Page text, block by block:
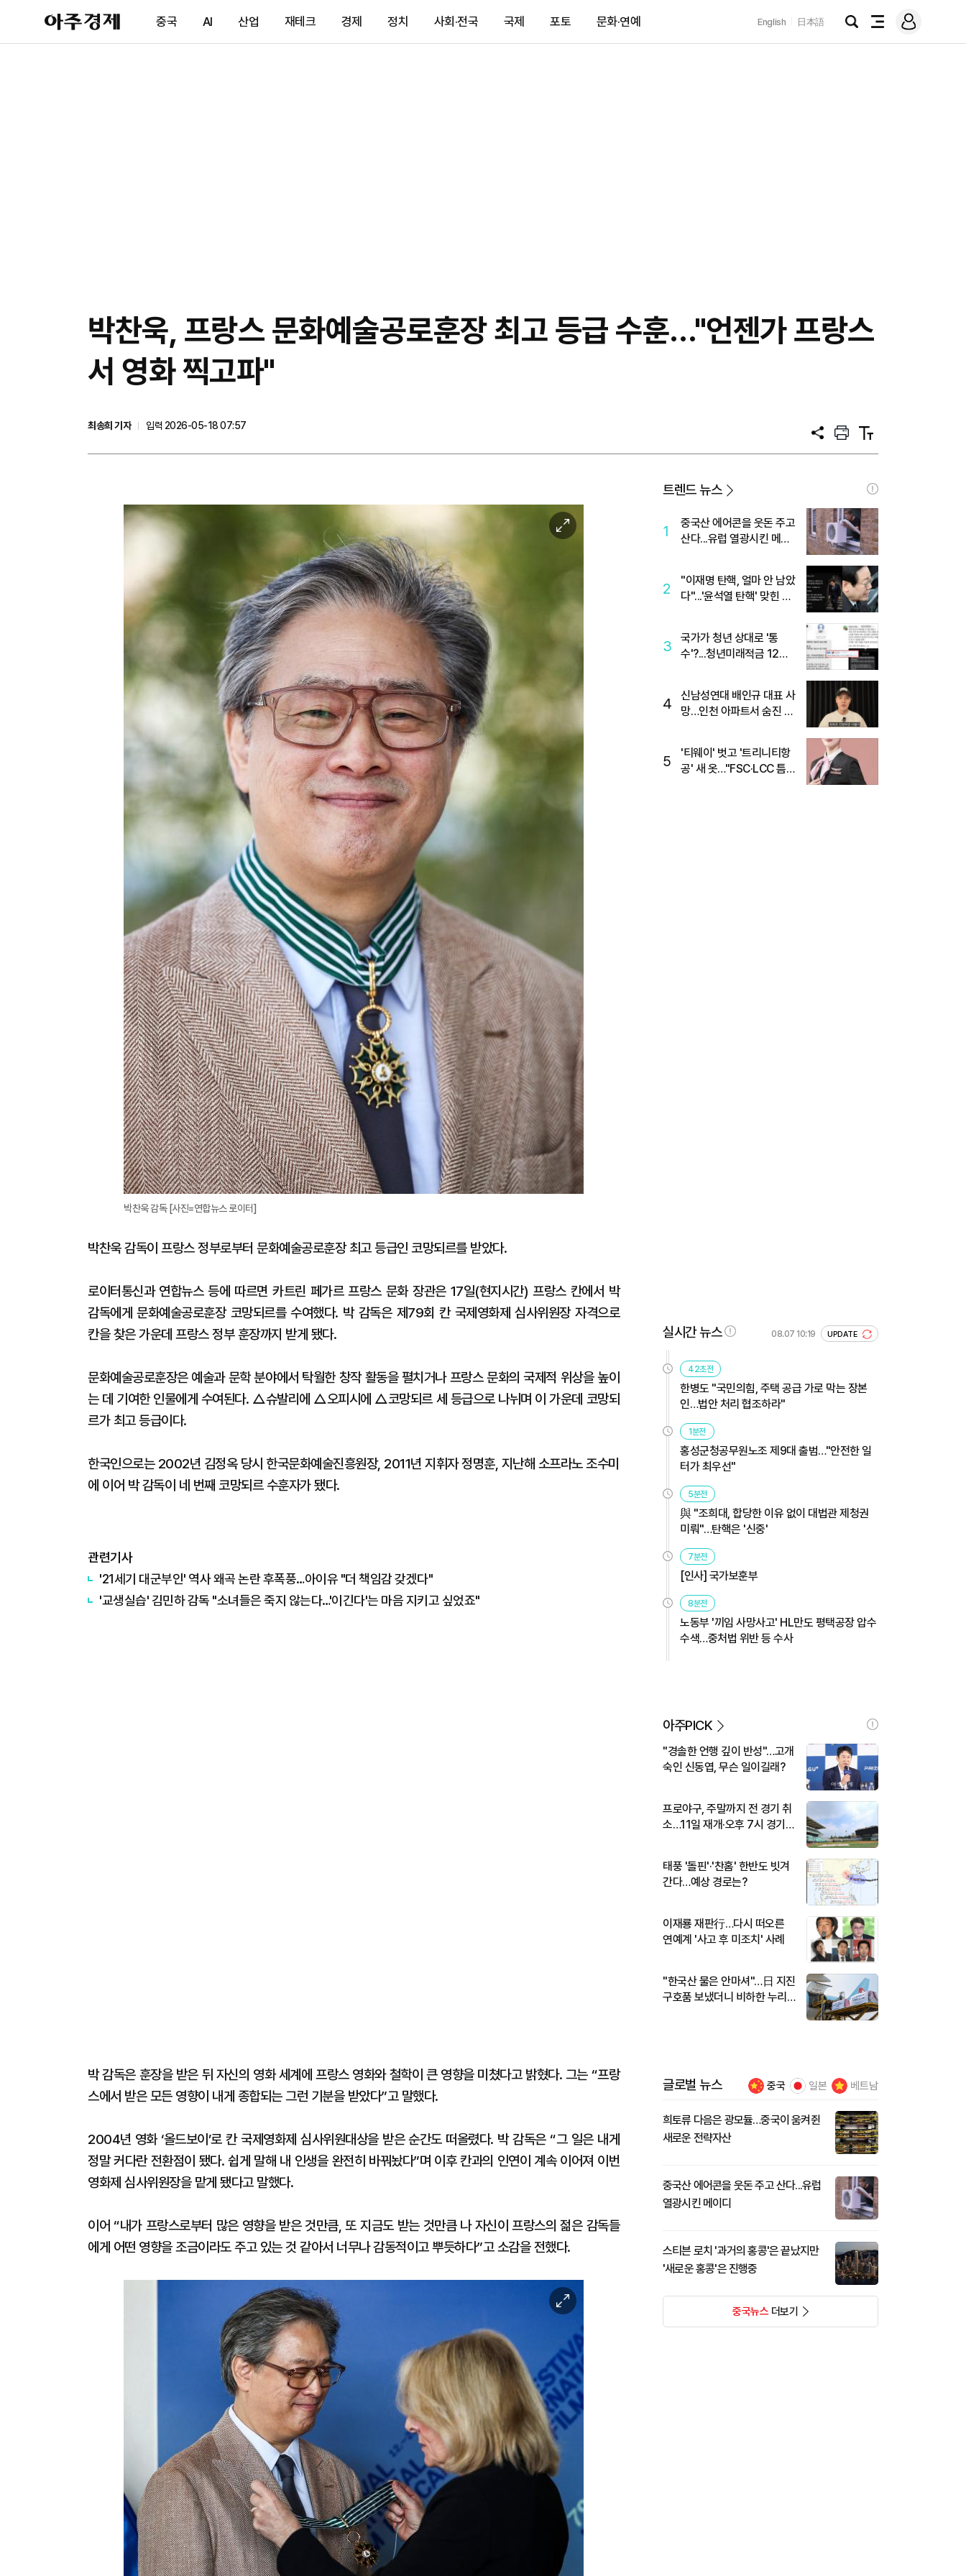
아
주
제
중국 AI 산업 재테크 경제 정치 사회·전국 국제 포토 문화·연예 English 日本語
검
전
메
그
박찬욱, 프랑스 문화예술공로훈장 최고 등급 수훈…"언젠가 프랑스
서 영화 찍고파"
최송희 기자
입력 2026-05-18 07:57
공
프
트
텍
트
이
미
대
박찬욱 감독 [사진=연합뉴스 로이터]
박찬욱 감독이 프랑스 정부로부터 문화예술공로훈장 최고 등급인 코망되르를 받았다.
로이터통신과 연합뉴스 등에 따르면 카트린 페가르 프랑스 문화 장관은 17일(현지시간) 프랑스 칸에서 박
감독에게 문화예술공로훈장 코망되르를 수여했다. 박 감독은 제79회 칸 국제영화제 심사위원장 자격으로
칸을 찾은 가운데 프랑스 정부 훈장까지 받게 됐다.
문화예술공로훈장은 예술과 문학 분야에서 탁월한 창작 활동을 펼치거나 프랑스 문화의 국제적 위상을 높이
는 데 기여한 인물에게 수여된다. △슈발리에 △오피시에 △코망되르 세 등급으로 나뉘며 이 가운데 코망되
르가 최고 등급이다.
한국인으로는 2002년 김정옥 당시 한국문화예술진흥원장, 2011년 지휘자 정명훈, 지난해 소프라노 조수미
에 이어 박 감독이 네 번째 코망되르 수훈자가 됐다.
관련기사
'21세기 대군부인' 역사 왜곡 논란 후폭풍…아이유 "더 책임감 갖겠다"
'교생실습' 김민하 감독 "소녀들은 죽지 않는다…'이긴다'는 마음 지키고 싶었죠"
박 감독은 훈장을 받은 뒤 자신의 영화 세계에 프랑스 영화와 철학이 큰 영향을 미쳤다고 밝혔다. 그는 “프랑
스에서 받은 모든 영향이 내게 종합되는 그런 기분을 받았다”고 말했다.
2004년 영화 ‘올드보이’로 칸 국제영화제 심사위원대상을 받은 순간도 떠올렸다. 박 감독은 “그 일은 내게
정말 커다란 전환점이 됐다. 쉽게 말해 내 인생을 완전히 바꿔놨다”며 이후 칸과의 인연이 계속 이어져 이번
영화제 심사위원장을 맡게 됐다고 말했다.
이어 “내가 프랑스로부터 많은 영향을 받은 것만큼, 또 지금도 받는 것만큼 나 자신이 프랑스의 젊은 감독들
에게 어떤 영향을 조금이라도 주고 있는 것 같아서 너무나 감동적이고 뿌듯하다”고 소감을 전했다.
이
미
확
대
트렌드 뉴스
1
중국산 에어콘을 웃돈 주고
산다...유럽 열광시킨 메이
2
"이재명 탄핵, 얼마 안 남았
다"...'윤석열 탄핵' 맞힌 무
3
국가가 청년 상대로 '통
수'?...청년미래적금 12%
4
신남성연대 배인규 대표 사
망…인천 아파트서 숨진 채
5
'티웨이' 벗고 '트리니티항
공' 새 옷…"FSC·LCC 틈
실시간 뉴스 08.07 10:19 UPDATE
42초전
한병도 "국민의힘, 주택 공급 가로 막는 장본
인…법안 처리 협조하라"
1분전
홍성군청공무원노조 제9대 출범…"안전한 일
터가 최우선"
5분전
與 "조희대, 합당한 이유 없이 대법관 제청권
미뤄"…탄핵은 '신중'
7분전
[인사] 국가보훈부
8분전
노동부 '끼임 사망사고' HL만도 평택공장 압수
수색…중처법 위반 등 수사
아주PICK
"경솔한 언행 깊이 반성"…고개
숙인 신동엽, 무슨 일이길래?
프로야구, 주말까지 전 경기 취
소…11일 재개·오후 7시 경기
태풍 '돌핀'·'찬홈' 한반도 빗겨
간다…예상 경로는?
이재룡 재판行…다시 떠오른
연예계 '사고 후 미조치' 사례
"한국산 물은 안마셔"…日 지진
구호품 보냈더니 비하한 누리
글로벌 뉴스 중국 일본 베트남
희토류 다음은 광모듈…중국이 움켜쥔
새로운 전략자산
중국산 에어콘을 웃돈 주고 산다...유럽
열광시킨 메이디
스티븐 로치 '과거의 홍콩'은 끝났지만
'새로운 홍콩'은 진행중
중국뉴스더보기